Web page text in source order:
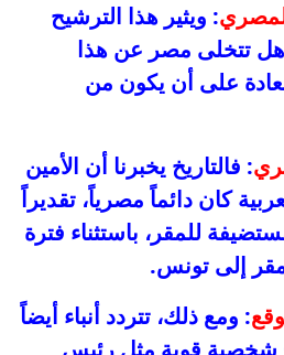
: ويثير هذا الترشيح
هل تتخلى مصر عن هذا
على أن يكون من
: فالتاريخ يخبرنا أن الأمين
كان دائماً مصرياً، تقديراً
للمقر، باستثناء فترة
إلى تونس.
: ومع ذلك، تتردد أنباء أيضاً
قوية مثل رئيس